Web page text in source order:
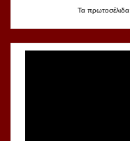
Τα πρωτοσέλιδα